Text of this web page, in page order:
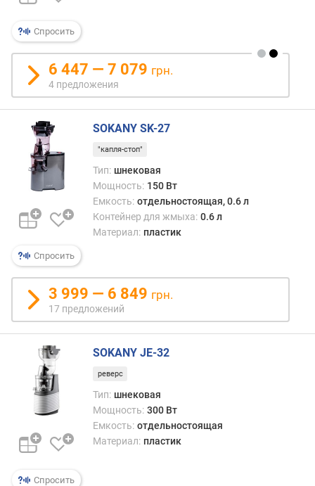
Спросить
6 447 — 7 079 грн.
4 предложения
Спросить
SOKANY SK-27
"капля-стоп"
Тип: шнековая
Мощность: 150 Вт
Емкость: отдельностоящая, 0.6 л
Контейнер для жмыха: 0.6 л
Материал: пластик
3 999 — 6 849 грн.
17 предложений
Спросить
SOKANY JE-32
реверс
Тип: шнековая
Мощность: 300 Вт
Емкость: отдельностоящая
Материал: пластик